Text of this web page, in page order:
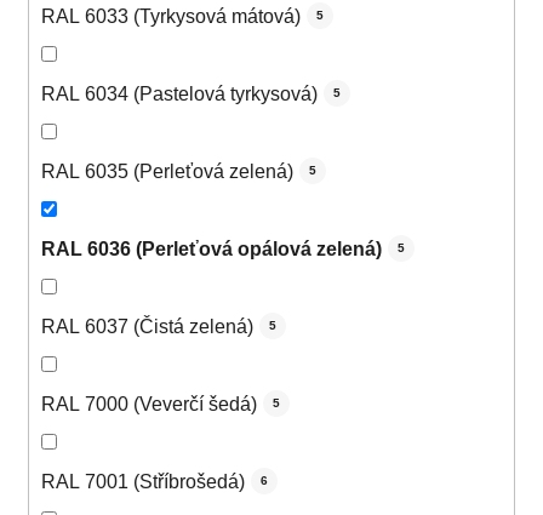
RAL 6033 (Tyrkysová mátová) 5
RAL 6034 (Pastelová tyrkysová) 5
RAL 6035 (Perleťová zelená) 5
RAL 6036 (Perleťová opálová zelená) 5
RAL 6037 (Čistá zelená) 5
RAL 7000 (Veverčí šedá) 5
RAL 7001 (Stříbrošedá) 6